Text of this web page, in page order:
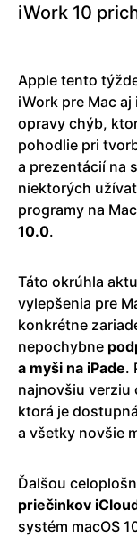
iWork 10
Apple tento
iWork pre Mac
opravy chýb,
pohodlie pri
a prezentácií na
niektorých
programy na
10.0.
Táto okrúhla
vylepšenia pre
konkrétne
nepochybne
a myši na iPade.
najnovšiu verziu
ktorá je
a všetky novšie
Ďalšou
priečinkov
systém macOS